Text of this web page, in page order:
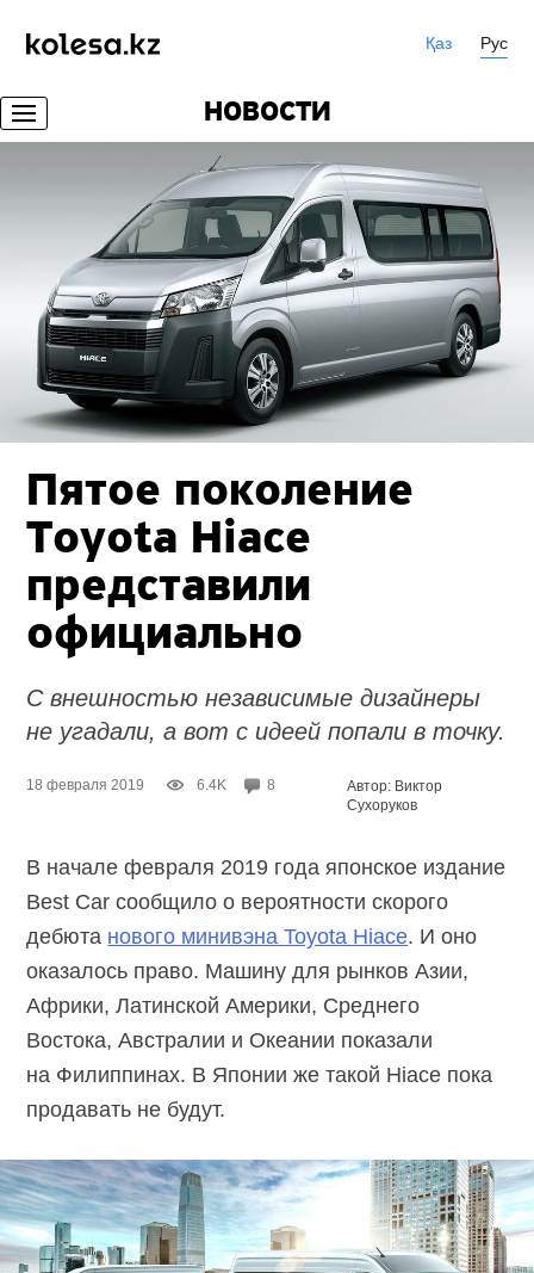
Қаз Рус
НОВОСТИ
Пятое поколение
Toyota Hiace
представили
официально
С внешностью независимые дизайнеры
не угадали, а вот с идеей попали в точку.
18 февраля 2019 6.4K 8
Автор: Виктор
Сухоруков
В начале февраля 2019 года японское издание
Best Car сообщило о вероятности скорого
дебюта нового минивэна Toyota Hiace. И оно
оказалось право. Машину для рынков Азии,
Африки, Латинской Америки, Среднего
Востока, Австралии и Океании показали
на Филиппинах. В Японии же такой Hiace пока
продавать не будут.